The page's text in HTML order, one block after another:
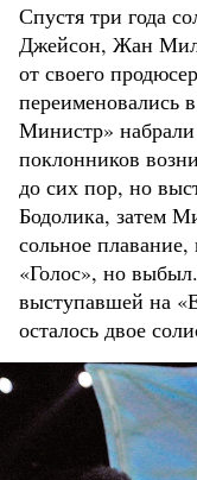
Спустя три года
Джейсон, Жан
от своего
переименовались
Министр» набрали
поклонников
до сих пор, но
Бодолика, затем
сольное
«Голос», но
выступавшей на
осталось двое